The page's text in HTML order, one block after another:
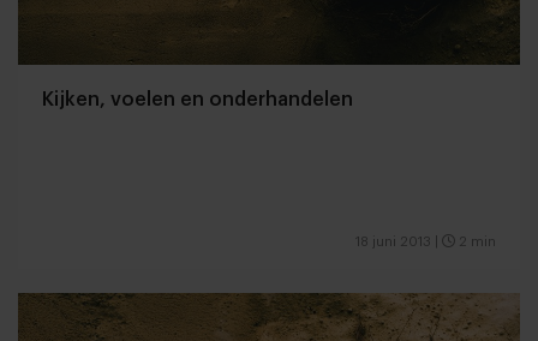
Kijken, voelen en onderhandelen
18 juni 2013 2 min